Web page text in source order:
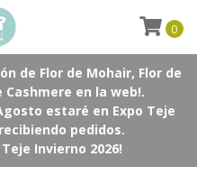
de Flor de Mohair, Flor de
Cashmere en la web!.
estaré en Expo Teje
pedidos.
Invierno 2026!
0